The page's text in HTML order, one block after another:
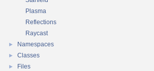
Plasma
Reflections
Raycast
► Namespaces
► Classes
► Files